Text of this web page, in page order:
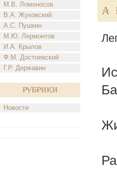
М.В. Ломоносов
В.А. Жуковский
А.С. Пушкин
М.Ю. Лермонтов
И.А. Крылов
Ф.М. Достоевский
Г.Р. Державин
Рубрики
Новости
А